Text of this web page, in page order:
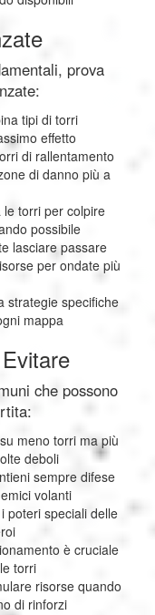
prova
tipi di torri
effetto
di rallentamento
di danno più a
torri per colpire
possibile
lasciare passare
per ondate più
strategie specifiche
mappa
che possono
meno torri ma più
deboli
sempre difese
volanti
poteri speciali delle
è cruciale
torri
risorse quando
di rinforzi